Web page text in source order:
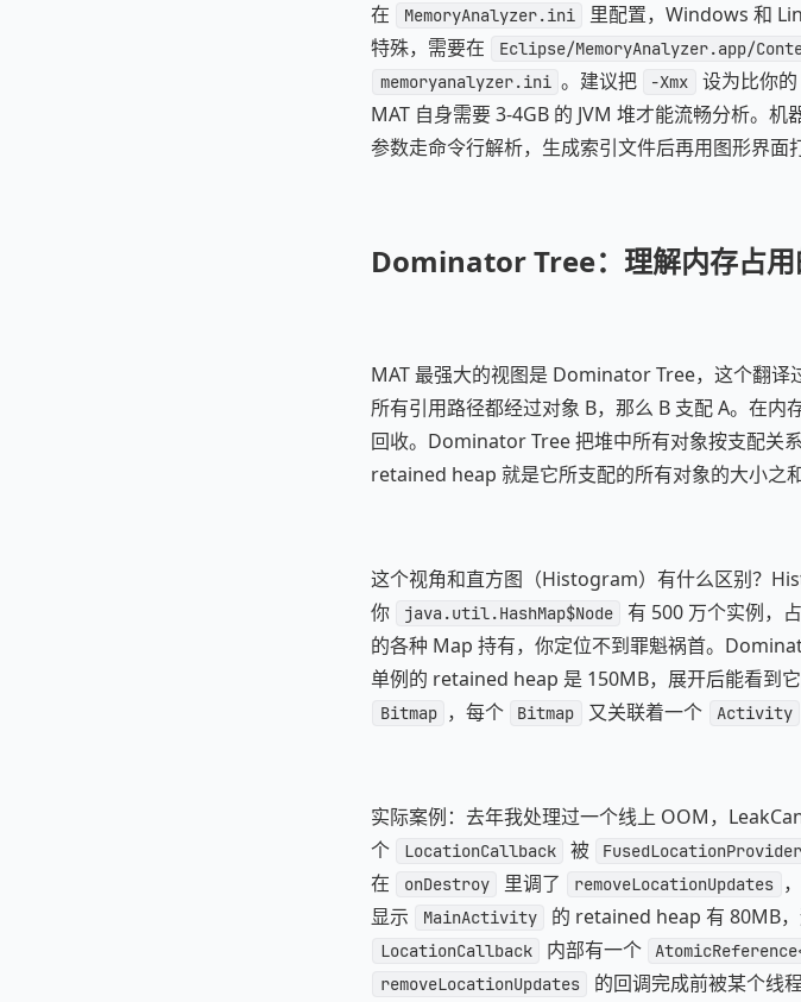
在
MemoryAnalyzer.ini
里配置，Windows 和
特殊，需要在
Eclipse/MemoryAnalyzer.app/
memoryanalyzer.ini 。建议把 -Xmx
设为比你
MAT 自身需要 3-4GB 的 JVM 堆才能流畅分析。
参数走命令行解析，生成索引文件后再用图形界面
Dominator Tree：理解内存占用
MAT 最强大的视图是 Dominator Tree，这个翻译
所有引用路径都经过对象 B，那么 B 支配 A。在
回收。Dominator Tree 把堆中所有对象按支配关
retained heap 就是它所支配的所有对象的大小之和
这个视角和直方图（Histogram）有什么区别？
你
java.util.HashMap$Node
有 500 万个实例，
的各种 Map 持有，你定位不到罪魁祸首。
单例的 retained heap 是 150MB，展开后能看到
Bitmap ，每个 Bitmap 又关联着一个 Activity
实际案例：去年我处理过一个线上 OOM，
个
LocationCallback 被
在
onDestroy 里调了 removeLocationUpdates
显示
MainActivity 的 retained heap 有 80MB
LocationCallback 内部有一个
removeLocationUpdates 的回调完成前被某个线